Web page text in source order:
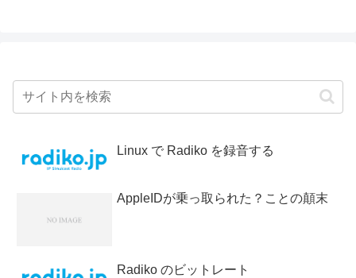
Linux で Radiko を録音する
AppleIDが乗っ取られた？ことの顛末
Radiko のビットレート